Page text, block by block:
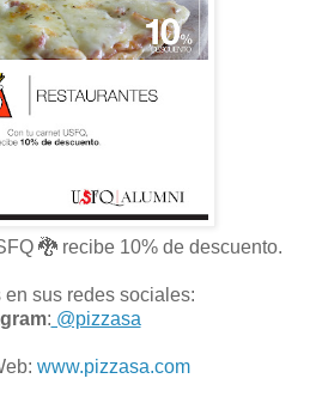
🐉 recibe 10% de descuento.
en sus redes sociales:
: @pizzasa
www.pizzasa.com